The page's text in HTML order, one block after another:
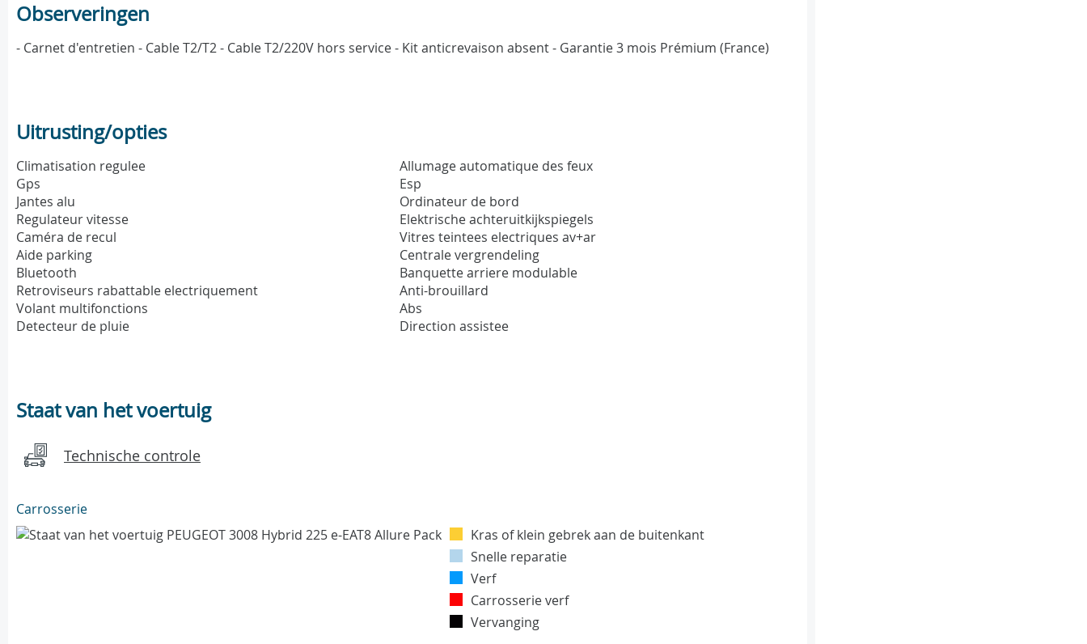
Observeringen
- Carnet d'entretien - Cable T2/T2 - Cable T2/220V hors service - Kit anticrevaison absent - Garantie 3 mois Prémium (France)
Uitrusting/opties
Climatisation regulee
Gps
Jantes alu
Regulateur vitesse
Caméra de recul
Aide parking
Bluetooth
Retroviseurs rabattable electriquement
Volant multifonctions
Detecteur de pluie
Allumage automatique des feux
Esp
Ordinateur de bord
Elektrische achteruitkijkspiegels
Vitres teintees electriques av+ar
Centrale vergrendeling
Banquette arriere modulable
Anti-brouillard
Abs
Direction assistee
Staat van het voertuig
Technische controle
Carrosserie
Kras of klein gebrek aan de buitenkant
Snelle reparatie
Verf
Carrosserie verf
Vervanging